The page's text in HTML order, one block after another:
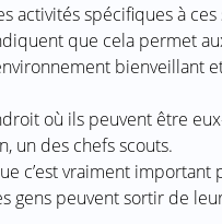
activités spécifiques à
que cela permet
bienveillant
où ils peuvent être
un des chefs scouts.
c’est vraiment
gens peuvent sortir de